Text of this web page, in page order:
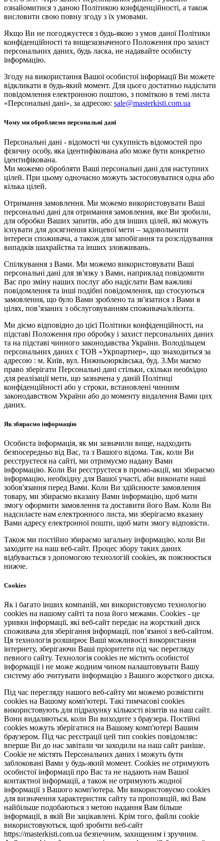
ознайомитися з даною Політикою конфіденційності, а також
висловити свою повну згоду з їх умовами.
Якщо Ви не погоджуєтеся з будь-якою з умов даної Політики
конфіденційності та вищезазначеного Положення про захист
персональних даних, будь ласка, не надавайте особисту
інформацію.
Згоду на використання Вашої особистої інформації Ви можете
відкликати в будь-який момент. Для цього достатньо надіслати
повідомлення електронною поштою, з поміткою в темі листа
«Персональні дані», за адресою: sale@masterkisti.com.ua
Чому ми обробляємо персональні дані
Персональні дані - відомості чи сукупність відомостей про
фізичну особу, яка ідентифікована або може бути конкретно
ідентифікована.
Ми можемо обробляти Ваші персональні дані для наступних
цілей. При цьому одночасно можуть застосовуватися одна або
кілька цілей.
Отримання замовлення. Ми можемо використовувати Ваші
персональні дані для отримання замовлення, яке Ви зробили,
для обробки Ваших запитів, або для інших цілей, які можуть
існувати для досягнення кінцевої мети – задовольнити
інтереси споживача, а також для запобігання та розслідування
випадків шахрайства та інших зловживань.
Спілкування з Вами. Ми можемо використовувати Ваші
персональні дані для зв'язку з Вами, наприклад повідомити
Вас про зміну наших послуг або надіслати Вам важливі
повідомлення та інші подібні повідомлення, що стосуються
замовлення, що було Вами зроблено та зв'язатися з Вами в
цілях, пов’язаних з обслуговуванням споживача/клієнта.
Ми діємо відповідно до цієї Політики конфіденційності, на
підставі Положення про обробку і захист персональних даних
та на підставі чинного законодавства України. Володільцем
персональних даних є ТОВ «Укрпартнер», що знаходиться за
адресою : м. Київ, вул. Нижньоюркiвська, буд. 3.Ми маємо
право зберігати Персональні дані стільки, скільки необхідно
для реалізації мети, що зазначена у даній Політиці
конфіденційності або у строки, встановлені чинним
законодавством України або до моменту видалення Вами цих
даних.
Як збираємо інформацію
Особиста інформація, як ми зазначили вище, надходить
безпосередньо від Вас, та з Вашого відома. Так, коли Ви
реєструєтеся на сайті, ми отримуємо надану Вами
інформацію. Коли Ви реєструєтеся в промо-акції, ми збираємо
інформацію, необхідну для Вашої участі, аби виконати наші
зобов'язання перед Вами. Коли Ви здійснюєте замовлення
товару, ми збираємо вказану Вами інформацію, щоб мати
змогу оформити замовлення та доставити його Вам. Коли Ви
надсилаєте нам електронного листа, ми зберігаємо вказану
Вами адресу електронної пошти, щоб мати змогу відповісти.
Також ми постійно збираємо загальну інформацію, коли Ви
заходите на наш веб-сайт. Процес збору таких даних
відбувається з допомогою технологій cookies, як пояснюється
нижче.
Cookies
Як і багато інших компаній, ми використовуємо технологію
cookies на нашому сайті та поза його межами. Cookies - це
уривки інформації, які веб-сайт передає на жорсткий диск
споживача для зберігання інформації, пов’язаної з веб-сайтом.
Ця технологія розширює Ваші можливості використання
інтернету, зберігаючи Ваші пріоритети під час перегляду
певного сайту. Технологія cookies не містить особистої
інформації і не може жодним чином налаштовувати Вашу
систему або зчитувати інформацію з Вашого жорсткого диска.
Під час перегляду нашого веб-сайту ми можемо розмістити
cookies на Вашому комп'ютері. Такі тимчасові cookies
використовують для підрахунку кількості візитів на наш сайт.
Вони видаляються, коли Ви виходите з браузера. Постійні
cookies можуть зберігатися на Вашому комп'ютері Вашим
браузером. Під час реєстрації цей тип cookies повідомляє:
вперше Ви до нас завітали чи заходили на наш сайт раніше.
Cookie не містять Персональних даних і можуть бути
заблоковані Вами у будь-який момент. Сookies не отримують
особистої інформації про Вас та не надають нам Вашої
контактної інформації, а також не отримують жодної
інформації з Вашого комп'ютера. Ми використовуємо cookies
для визначення характеристик сайту та пропозицій, які Вам
найбільше подобаються з метою надання Вам більше
інформації, в якій Ви зацікавлені. Крім того, файли cookie
використовуються, щоб зробити веб-сайт
https://masterkisti.com.ua безпечним, захищеним і зручним.